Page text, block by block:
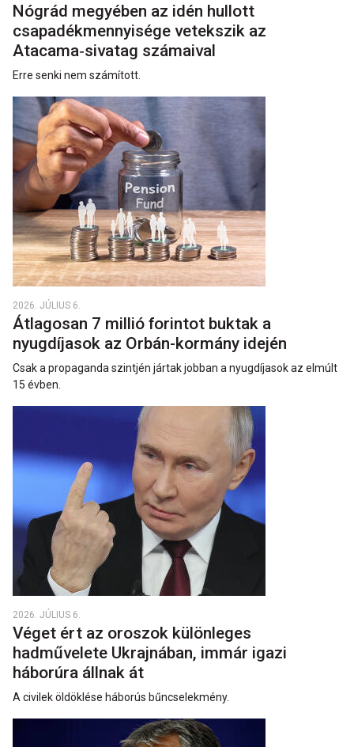
Nógrád megyében az idén hullott
csapadékmennyisége vetekszik az
Atacama‑sivatag számaival
Erre senki nem számított.
2026. JÚLIUS 6.
Átlagosan 7 millió forintot buktak a
nyugdíjasok az Orbán-kormány idején
Csak a propaganda szintjén jártak jobban a nyugdíjasok az elmúlt
15 évben.
2026. JÚLIUS 6.
Véget ért az oroszok különleges
hadművelete Ukrajnában, immár igazi
háborúra állnak át
A civilek öldöklése háborús bűncselekmény.